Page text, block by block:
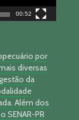
00:52
por
diversas
da
Além dos
SENAR-PR